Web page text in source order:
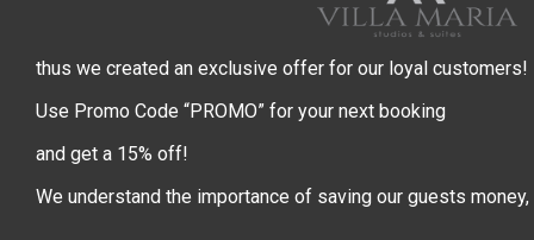
thus we created an exclusive offer for our loyal customers!
Use Promo Code “PROMO” for your next booking
and get a 15% off!
We understand the importance of saving our guests money,